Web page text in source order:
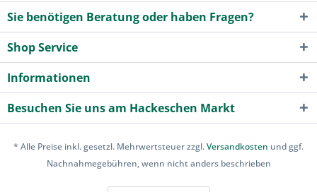
Sie benötigen Beratung oder haben Fragen?
Shop Service
Informationen
Besuchen Sie uns am Hackeschen Markt
* Alle Preise inkl. gesetzl. Mehrwertsteuer zzgl.Versandkosten und ggf.
Nachnahmegebühren, wenn nicht anders beschrieben